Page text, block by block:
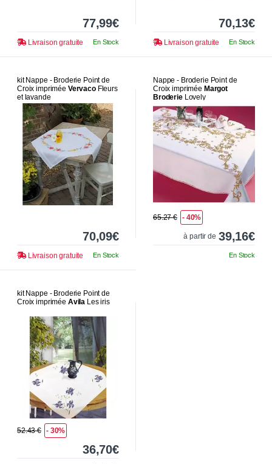
77,99€
Livraison gratuite En Stock
70,13€
Livraison gratuite En Stock
kit Nappe - Broderie Point de
Croix imprimée VervacoFleurs
et lavande
70,09€
Livraison gratuite En Stock
Nappe - Broderie Point de
Croix imprimée Margot
BroderieLovely
65.27 € - 40%
à partir de 39,16€
En Stock
kit Nappe - Broderie Point de
Croix imprimée Avila Les iris
52.43 € - 30%
36,70€